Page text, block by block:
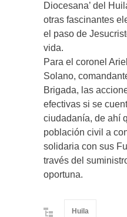
Diocesana’ del
otras fascinantes
el paso de
vida.
Para el coronel
Solano,
Brigada, las
efectivas si se
ciudadanía, de ahí
población civil a
solidaria con sus
través del
oportuna.
Huila